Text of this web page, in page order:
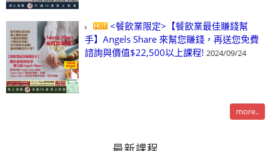
<餐飲業限定>【餐飲業最佳賺錢幫
手】Angels Share 來幫您賺錢，再送您免費
諮詢與價值$22,500以上課程! 2024/09/24
more..